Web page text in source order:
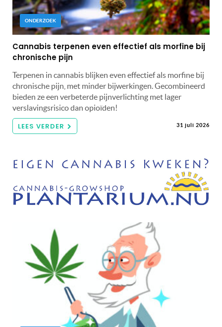
ONDERZOEK
Cannabis terpenen even effectief als morfine bij
chronische pijn
Terpenen in cannabis blijken even effectief als morfine bij
chronische pijn, met minder bijwerkingen. Gecombineerd
bieden ze een verbeterde pijnverlichting met lager
verslavingsrisico dan opioïden!
LEES VERDER 31 juli 2026